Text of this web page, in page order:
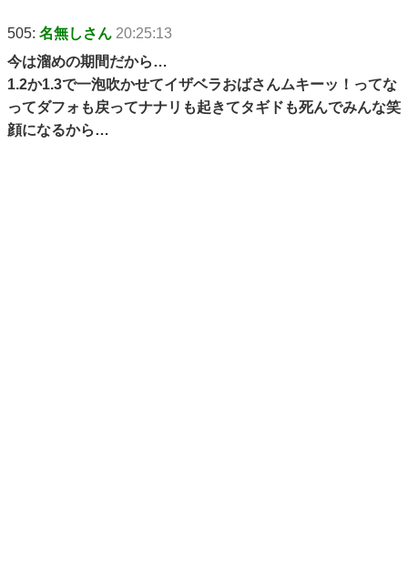
505: 名無しさん 20:25:13
今は溜めの期間だから…
1.2か1.3で一泡吹かせてイザベラおばさんムキーッ！ってな
ってダフォも戻ってナナリも起きてタギドも死んでみんな笑
顔になるから…